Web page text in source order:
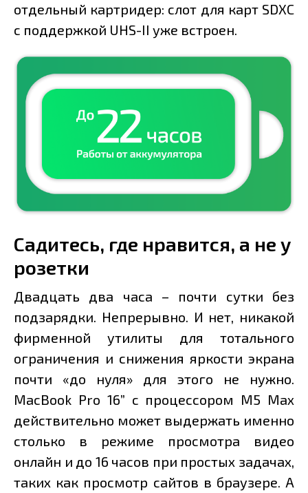
отдельный картридер: слот для карт SDXC
с поддержкой UHS-II уже встроен.
Садитесь, где нравится, а не у
розетки
Двадцать два часа – почти сутки без
подзарядки. Непрерывно. И нет, никакой
фирменной утилиты для тотального
ограничения и снижения яркости экрана
почти «до нуля» для этого не нужно.
MacBook Pro 16” с процессором M5 Max
действительно может выдержать именно
столько в режиме просмотра видео
онлайн и до 16 часов при простых задачах,
таких как просмотр сайтов в браузере. А